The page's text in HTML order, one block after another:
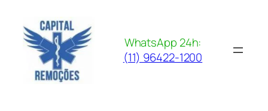
para
conteúdo
WhatsApp 24h:
(11) 96422-1200